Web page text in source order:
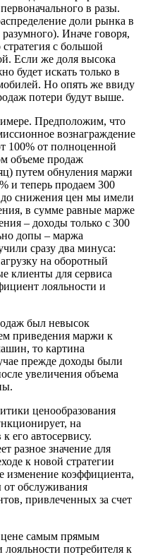
в разы.
доли рынка в
Иначе говоря,
с большой
Если же доля высока
будет искать только в
Но опять же ввиду
потери будут выше.
Предположим, что
вознаграждение
100% от полноценной
объеме продаж
путем обнуления маржи
и теперь продаем 300
снижения цен мы имели
в сумме равные марже
– доходы только с 300
допы – маржа
сразу два минуса:
на оборотный
клиенты для сервиса
лояльности и
был невысок
приведения маржи к
то картина
прежде доходы были
увеличения объема
ценообразования
на
его автосервису.
разное значение для
к новой стратегии
изменение коэффициента,
от обслуживания
привлеченных за счет
самым прямым
потребителя к